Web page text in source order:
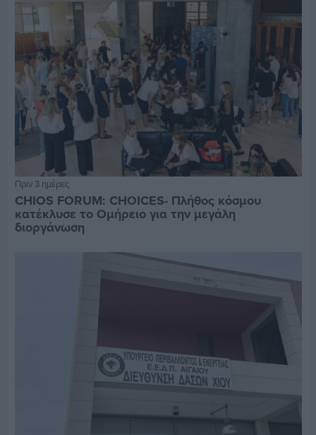
Πριν 3 ημέρες
CHIOS FORUM: CHOICES- Πλήθος κόσμου
κατέκλυσε το Ομήρειο για την μεγάλη
διοργάνωση